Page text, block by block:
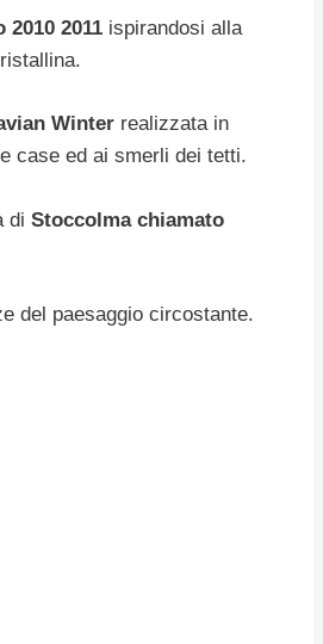
2011 ispirandosi alla
Winter realizzata in
case ed ai smerli dei tetti.
di Stoccolma chiamato
del paesaggio circostante.